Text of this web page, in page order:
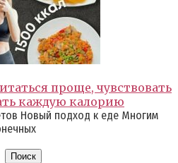
проще, чувствовать
каждую калорию
Новый подход к еде Многим
Поиск